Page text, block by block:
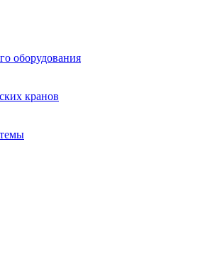
оборудования
кранов